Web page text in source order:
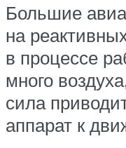
Большие
на
в процессе
много
сила
аппарат к